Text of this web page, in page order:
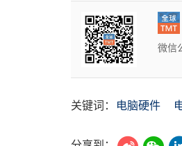
微信
关键词： 电脑硬件